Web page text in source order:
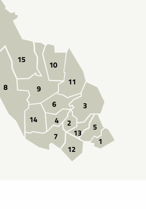
1
2
3
4
5
6
7
8 9
10
11
12
13
14
15